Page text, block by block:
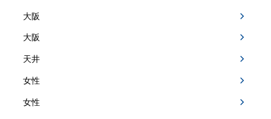
大阪
大阪
天井
女性
女性